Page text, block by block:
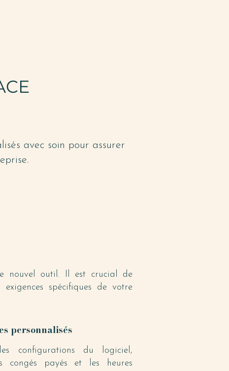
avec soin pour assurer
nouvel outil. Il est crucial de
spécifiques de votre
personnalisés
configurations du logiciel,
congés payés et les heures